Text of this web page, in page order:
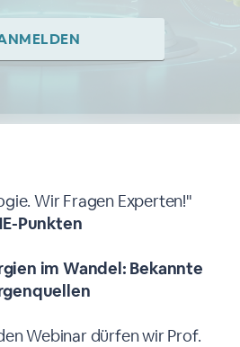
Wir Fragen Experten!"
Punkten
im Wandel: Bekannte
Webinar dürfen wir Prof.